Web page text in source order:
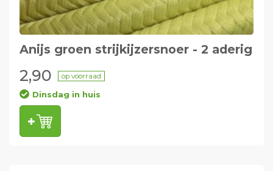
Anijs groen strijkijzersnoer - 2 aderig
2,90 op voorraad
Dinsdag in huis